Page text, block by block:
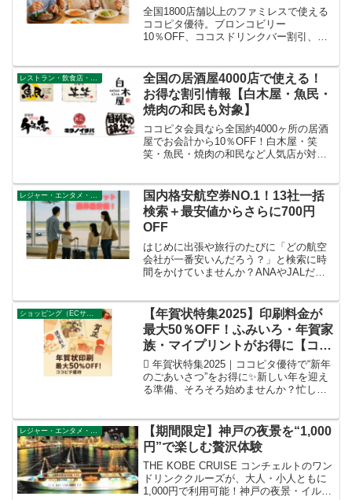
ファミレス特集
全国1800店舗以上のファミレスで使える
ココピタ優待。ブロンコビリー
10％OFF、ココスドリンクバー割引、ジ
レストラン・飲食店・その他サービス
全国の居酒屋4000店で使える！
お得な割引情報【白木屋・魚民・
焼肉の和民も対象】
ココピタ会員なら全国約4000ヶ所の居酒
屋でお会計から10％OFF！白木屋・笑
笑・魚民・焼肉の和民など人気店が対
レジャー・エンタメ・その他
国内格安航空券NO.1！13社一括
検索＋最安値からさらに700円
OFF
はじめに出張や旅行のたびに「どの航空
会社が一番安いんだろう？」と検索に時
間をかけていませんか？ANAやJALだけ
ります。そんな時に便利なのが ココピタ
会員限定の国内格...
【年賀状特集2025】印刷料金が
最大50％OFF！ふみいろ・年賀家
族・マイプリントがお得に【ココ
ピタ優待】
 年賀状特集2025｜ココピタ優待で“新年
のごあいさつ”をお得に✨新しい年を迎え
る準備、そろそろ始めませんか？忙しい
タ優待を使えば、全国の人気サービスで
印刷料金が最大...
【期間限定】神戸の夜景を“1,000
円”で楽しむ贅沢体験
THE KOBE CRUISE コンチェルトのワン
ドリンククルーズが、大人・小人ともに
1,000円で利用可能！神戸の夜景・イルミ